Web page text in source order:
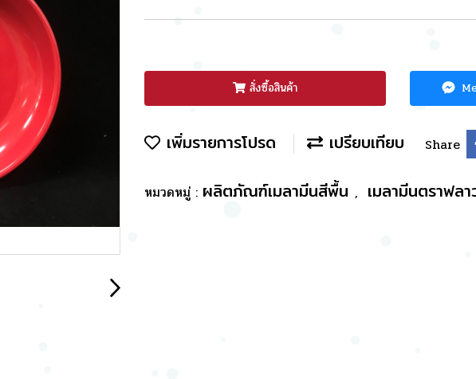
สั่งซื้อสินค้า
เพิ่มรายการโปรด เปรียบเทียบ Share
หมวดหมู่ : ผลิตภัณฑ์เมลามีนสีพื้น , เมลามีนตราฟล